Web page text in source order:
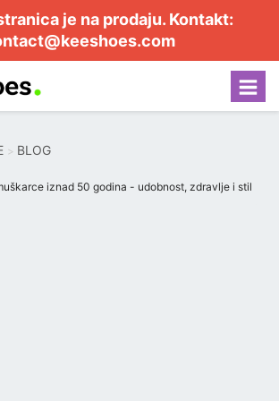
je na prodaju. Kontakt:
BLOG
iznad 50 godina - udobnost, zdravlje i stil